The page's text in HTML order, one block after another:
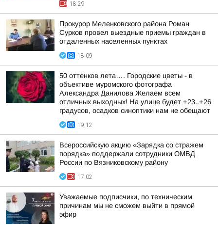
18:29
Прокурор Меленковского района Роман
Сурков провел выездные приемы граждан в
отдаленных населенных пунктах
18:09
50 оттенков лета…. Городские цветы - в
объективе муромского фотографа
Александра Данилова Желаем всем
отличных выходных! На улице будет +23..+26
градусов, осадков синоптики нам не обещают
19:12
Всероссийскую акцию «Зарядка со стражем
порядка» поддержали сотрудники ОМВД
России по Вязниковскому району
17:02
Уважаемые подписчики, по техническим
причинам мы не сможем выйти в прямой
эфир